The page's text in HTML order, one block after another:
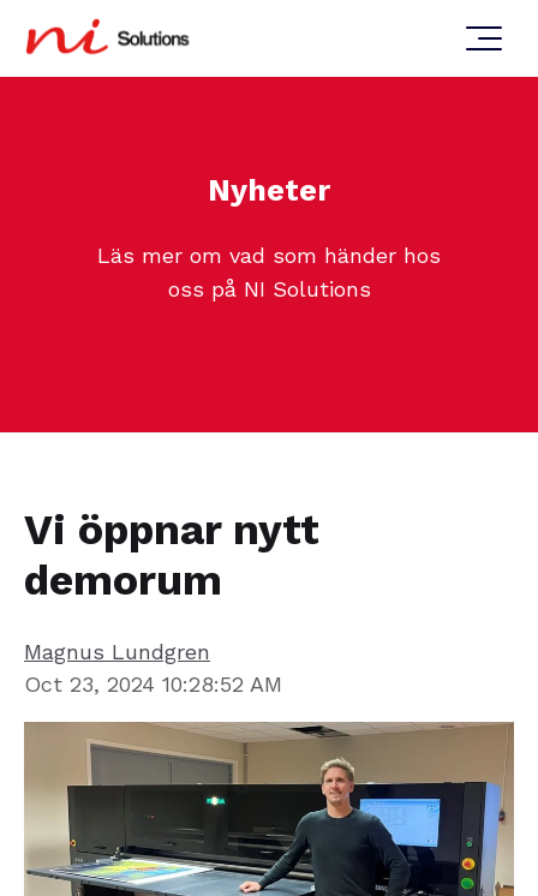
Nyheter
Läs mer om vad som händer hos
oss på NI Solutions
Vi öppnar nytt
demorum
Magnus Lundgren
Oct 23, 2024 10:28:52 AM